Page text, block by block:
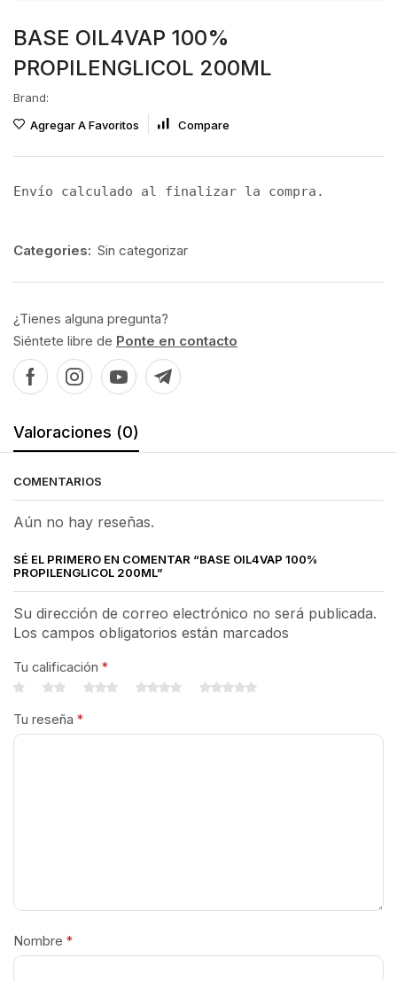
BASE OIL4VAP 100%
PROPILENGLICOL 200ML
Brand:
Agregar A Favoritos
Compare
Envío calculado al finalizar la compra.
Categories: Sin categorizar
¿Tienes alguna pregunta?
Siéntete libre de Ponte en contacto
Valoraciones (0)
COMENTARIOS
Aún no hay reseñas.
SÉ EL PRIMERO EN COMENTAR “BASE OIL4VAP 100%
PROPILENGLICOL 200ML”
Su dirección de correo electrónico no será publicada.
Los campos obligatorios están marcados
Tu calificación *
Tu reseña *
Nombre *